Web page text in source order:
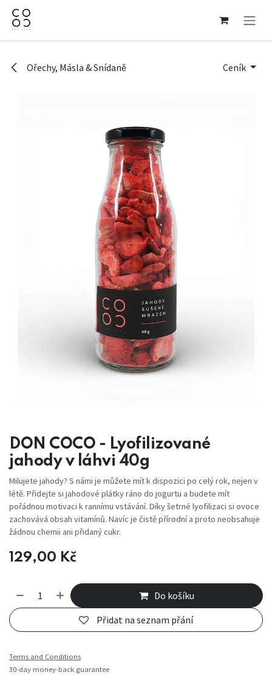
Přejít na obsah
Ořechy, Másla & Snídaně Ceník
DON COCO - Lyofilizované
jahody v láhvi 40g
Milujete jahody? S námi je můžete mít k dispozici po celý rok, nejen v
létě. Přidejte si jahodové plátky ráno do jogurtu a budete mít
pořádnou motivaci k rannímu vstávání. Díky šetrné lyofilizaci si ovoce
zachovává obsah vitamínů. Navíc je čistě přírodní a proto neobsahuje
žádnou chemii ani přidaný cukr.
129,00 Kč
Do košíku
Přidat na seznam přání
Terms and Conditions
30-day money-back guarantee